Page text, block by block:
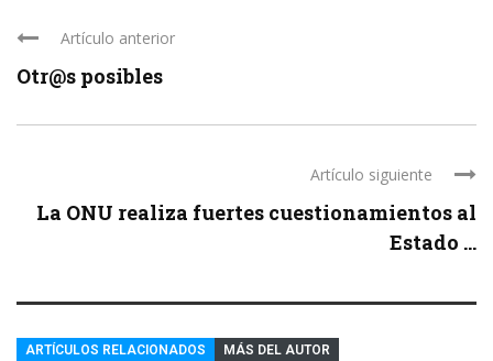
Artículo anterior
Otr@s posibles
Artículo siguiente
La ONU realiza fuertes cuestionamientos al
Estado ...
ARTÍCULOS RELACIONADOS MÁS DEL AUTOR